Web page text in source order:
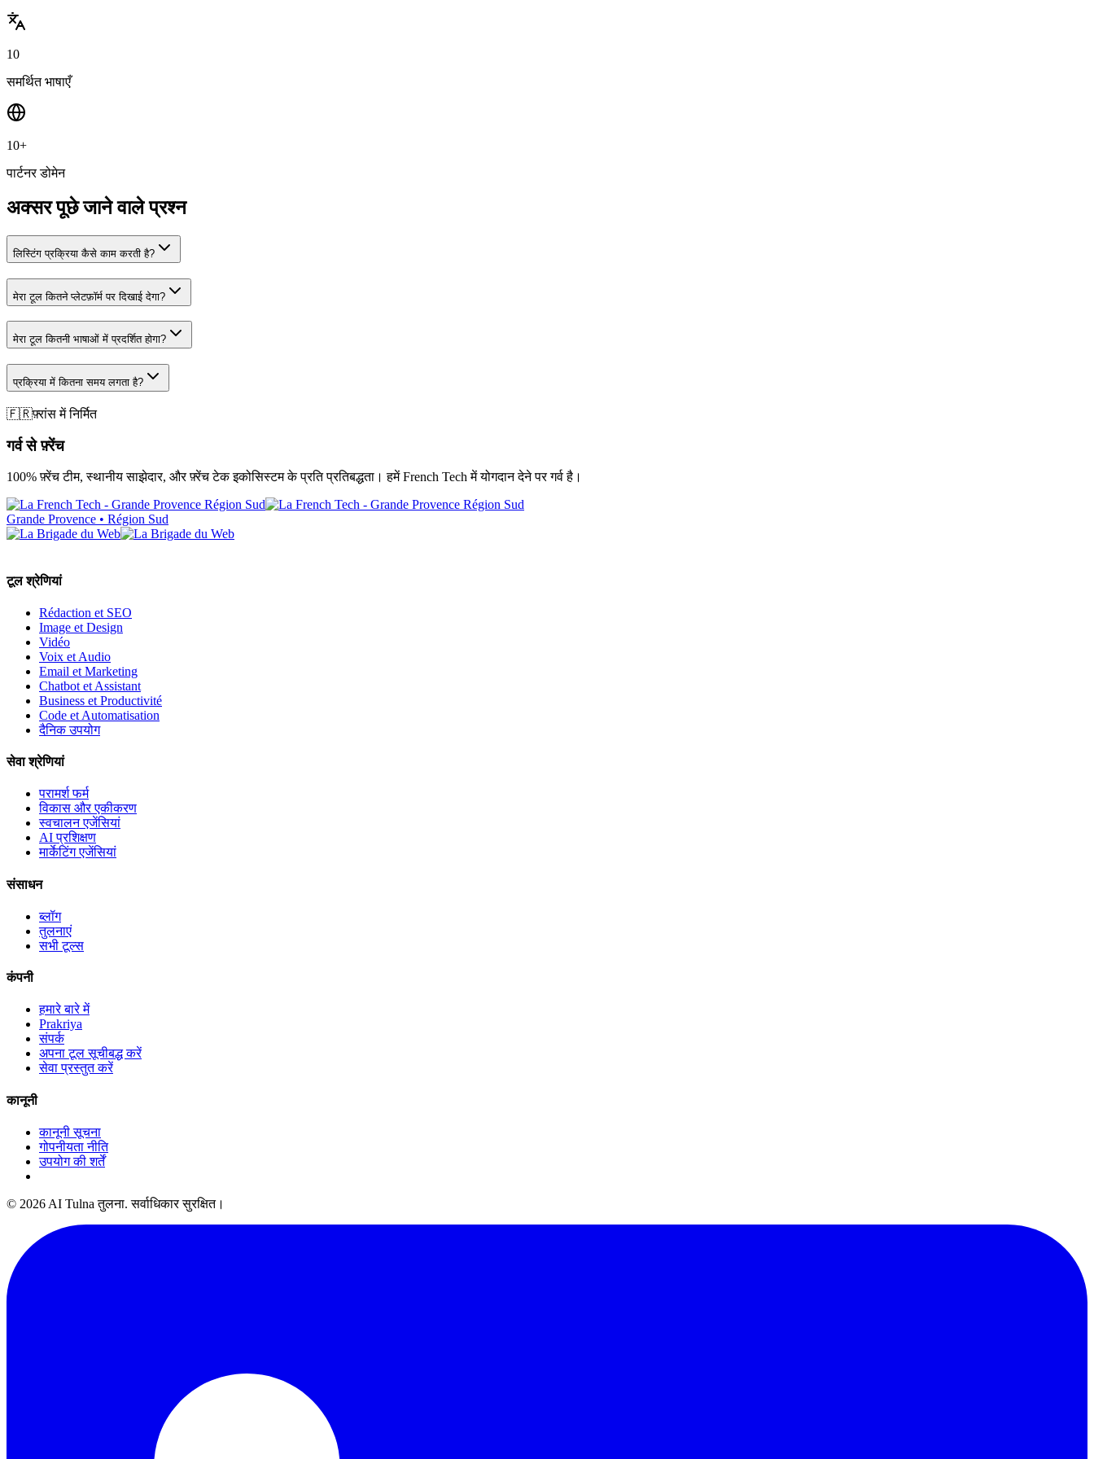
10
समर्थित भाषाएँ
10+
पार्टनर डोमेन
अक्सर पूछे जाने वाले प्रश्न
लिस्टिंग प्रक्रिया कैसे काम करती है?
मेरा टूल कितने प्लेटफ़ॉर्म पर दिखाई देगा?
मेरा टूल कितनी भाषाओं में प्रदर्शित होगा?
प्रक्रिया में कितना समय लगता है?
🇫🇷फ़्रांस में निर्मित
गर्व से फ़्रेंच
100% फ़्रेंच टीम, स्थानीय साझेदार, और फ़्रेंच टेक इकोसिस्टम के प्रति प्रतिबद्धता। हमें French Tech में योगदान देने पर गर्व है।
Grande Provence • Région Sud
टूल श्रेणियां
Rédaction et SEO
Image et Design
Vidéo
Voix et Audio
Email et Marketing
Chatbot et Assistant
Business et Productivité
Code et Automatisation
दैनिक उपयोग
सेवा श्रेणियां
परामर्श फर्म
विकास और एकीकरण
स्वचालन एजेंसियां
AI प्रशिक्षण
मार्केटिंग एजेंसियां
संसाधन
ब्लॉग
तुलनाएं
सभी टूल्स
कंपनी
हमारे बारे में
Prakriya
संपर्क
अपना टूल सूचीबद्ध करें
सेवा प्रस्तुत करें
कानूनी
कानूनी सूचना
गोपनीयता नीति
उपयोग की शर्तें
© 2026 AI Tulna तुलना. सर्वाधिकार सुरक्षित।